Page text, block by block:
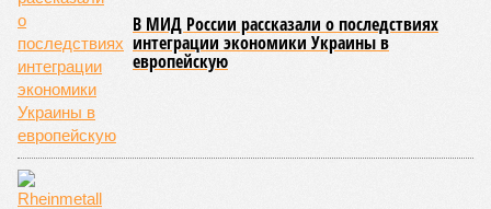
строительства, ни объёма фактически выполненных работ.
Напрашивается закономерный вопрос: если
декларируемая «Capital Group модель (достраивать
проблемные объекты SSD») сработала на
Лосиноостровской, почему она не масштабируется на
Люблино? И означает ли отсутствие техники на площадке,
что в реальности подрядчик по «Станции Л» ещё даже не